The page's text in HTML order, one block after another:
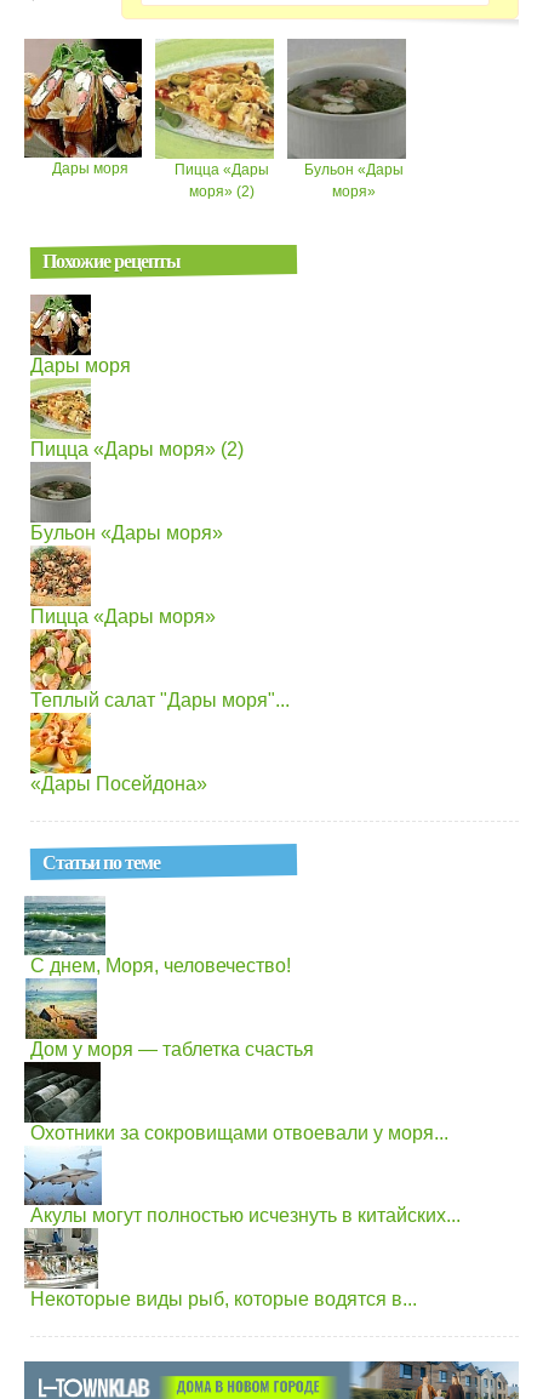
Дары моря
Пицца «Дары
моря» (2)
Бульон «Дары
моря»
Похожие рецепты
Дары моря
Пицца «Дары моря» (2)
Бульон «Дары моря»
Пицца «Дары моря»
Теплый салат "Дары моря"...
«Дары Посейдона»
Статьи по теме
С днем, Моря, человечество!
Дом у моря — таблетка счастья
Охотники за сокровищами отвоевали у моря...
Акулы могут полностью исчезнуть в китайских...
Некоторые виды рыб, которые водятся в...